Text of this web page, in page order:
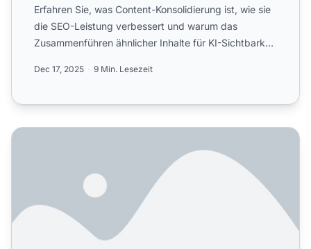
Erfahren Sie, was Content-Konsolidierung ist, wie sie
die SEO-Leistung verbessert und warum das
Zusammenführen ähnlicher Inhalte für KI-Sichtbarkeit
Dec 17, 2025 9 Min. Lesezeit
Wie man doppelten Content für KI-Suchmaschinen